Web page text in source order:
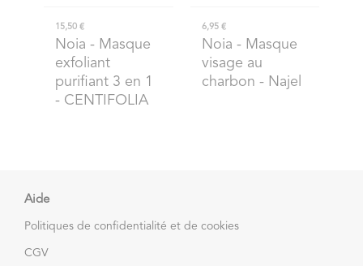
15,50 €
Noia - Masque
exfoliant
purifiant 3 en 1
- CENTIFOLIA
6,95 €
Noia - Masque
visage au
charbon - Najel
Aide
Politiques de confidentialité et de cookies
CGV